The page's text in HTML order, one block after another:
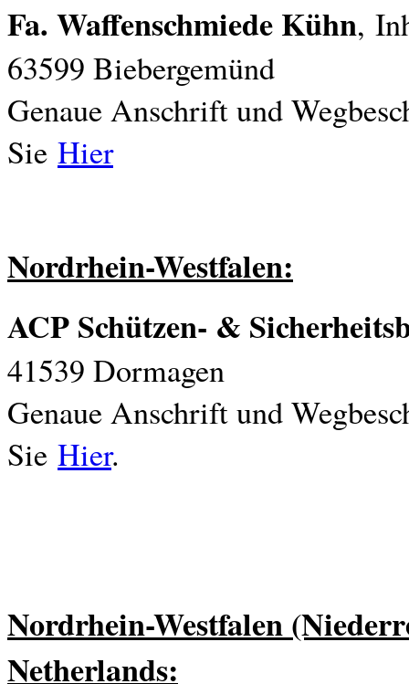
Fa. Waffenschmiede Kühn,
63599 Biebergemünd
Genaue Anschrift und
Sie Hier
Nordrhein-Westfalen:
ACP Schützen- &
41539 Dormagen
Genaue Anschrift und
Sie Hier.
Nordrhein-Westfalen
Netherlands: